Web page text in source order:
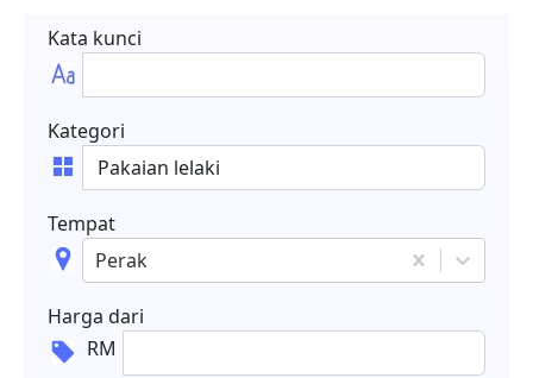
Kata kunci
Kategori
Tempat
Perak
Harga dari
RM